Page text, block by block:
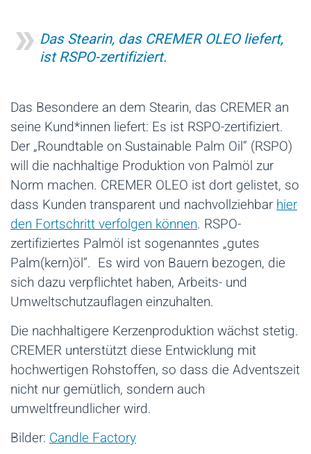
Das Stearin, das CREMER OLEO liefert,
ist RSPO-zertifiziert.
Das Besondere an dem Stearin, das CREMER an
seine Kund*innen liefert: Es ist RSPO-zertifiziert.
Der „Roundtable on Sustainable Palm Oil“ (RSPO)
will die nachhaltige Produktion von Palmöl zur
Norm machen. CREMER OLEO ist dort gelistet, so
dass Kunden transparent und nachvollziehbarhier
den Fortschritt verfolgen können. RSPO-
zertifiziertes Palmöl ist sogenanntes „gutes
Palm(kern)öl“. Es wird von Bauern bezogen, die
sich dazu verpflichtet haben, Arbeits- und
Umweltschutzauflagen einzuhalten.
Die nachhaltigere Kerzenproduktion wächst stetig.
CREMER unterstützt diese Entwicklung mit
hochwertigen Rohstoffen, so dass die Adventszeit
nicht nur gemütlich, sondern auch
umweltfreundlicher wird.
Bilder: Candle Factory